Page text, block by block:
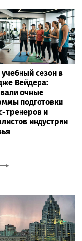
сезон в
Вейдера:
очные
подготовки
тренеров и
индустрии